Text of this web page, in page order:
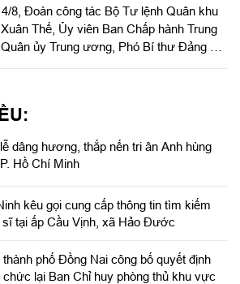
8, Đoàn công tác Bộ Tư lệnh Quân khu
Thế, Ủy viên Ban Chấp hành Trung
ủy Trung ương, Phó Bí thư Đảng ủy,
Quân khu 7 tại xã Đức Huệ, tỉnh Tây
Hẳn, Phó Bí thư Tỉnh uỷ, Chủ tịch
và làm việc với đoàn.
dâng hương, thắp nến tri ân Anh hùng
Hồ Chí Minh
kêu gọi cung cấp thông tin tìm kiếm
sĩ tại ấp Cầu Vịnh, xã Hảo Đước
phố Đồng Nai công bố quyết định
chức lại Ban Chỉ huy phòng thủ khu vực